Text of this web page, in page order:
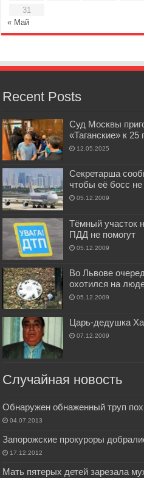
31
« Май
Recent Posts
Суд Москвы
«Таганские» к
12.05.2025
Секретарша
чтобы её босс
05.12.2009
Тёмный участок
ПДД не помогут
05.12.2009
Во Львове
охотился на
05.12.2009
Царь-дедушка
07.12.2009
Случайная новость
Обнаружен обнаженный труп
04.07.2013
Запорожские прокуроры
17.12.2012
Мать пятерых детей зарезала